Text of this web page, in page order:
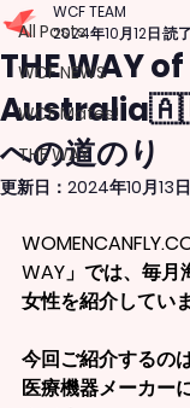
All Posts
WCF NEWS
WCF Mates!
THE WAY
THE WAY
への道のり
WCF TEAM
2024年10月12日読
更新日： 2024年10月13日
WAY」では、毎月
女性を紹介してい
今回ご紹介するの
医療機器メーカー